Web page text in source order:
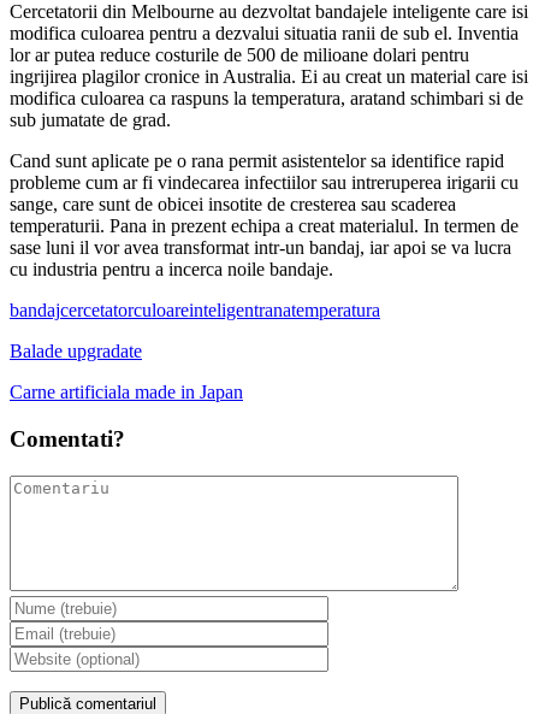
Cercetatorii din Melbourne au dezvoltat bandajele inteligente care isi
modifica culoarea pentru a dezvalui situatia ranii de sub el. Inventia
lor ar putea reduce costurile de 500 de milioane dolari pentru
ingrijirea plagilor cronice in Australia. Ei au creat un material care isi
modifica culoarea ca raspuns la temperatura, aratand schimbari si de
sub jumatate de grad.
Cand sunt aplicate pe o rana permit asistentelor sa identifice rapid
probleme cum ar fi vindecarea infectiilor sau intreruperea irigarii cu
sange, care sunt de obicei insotite de cresterea sau scaderea
temperaturii. Pana in prezent echipa a creat materialul. In termen de
sase luni il vor avea transformat intr-un bandaj, iar apoi se va lucra
cu industria pentru a incerca noile bandaje.
bandajcercetatorculoareinteligentranatemperatura
Balade upgradate
Carne artificiala made in Japan
Comentati?